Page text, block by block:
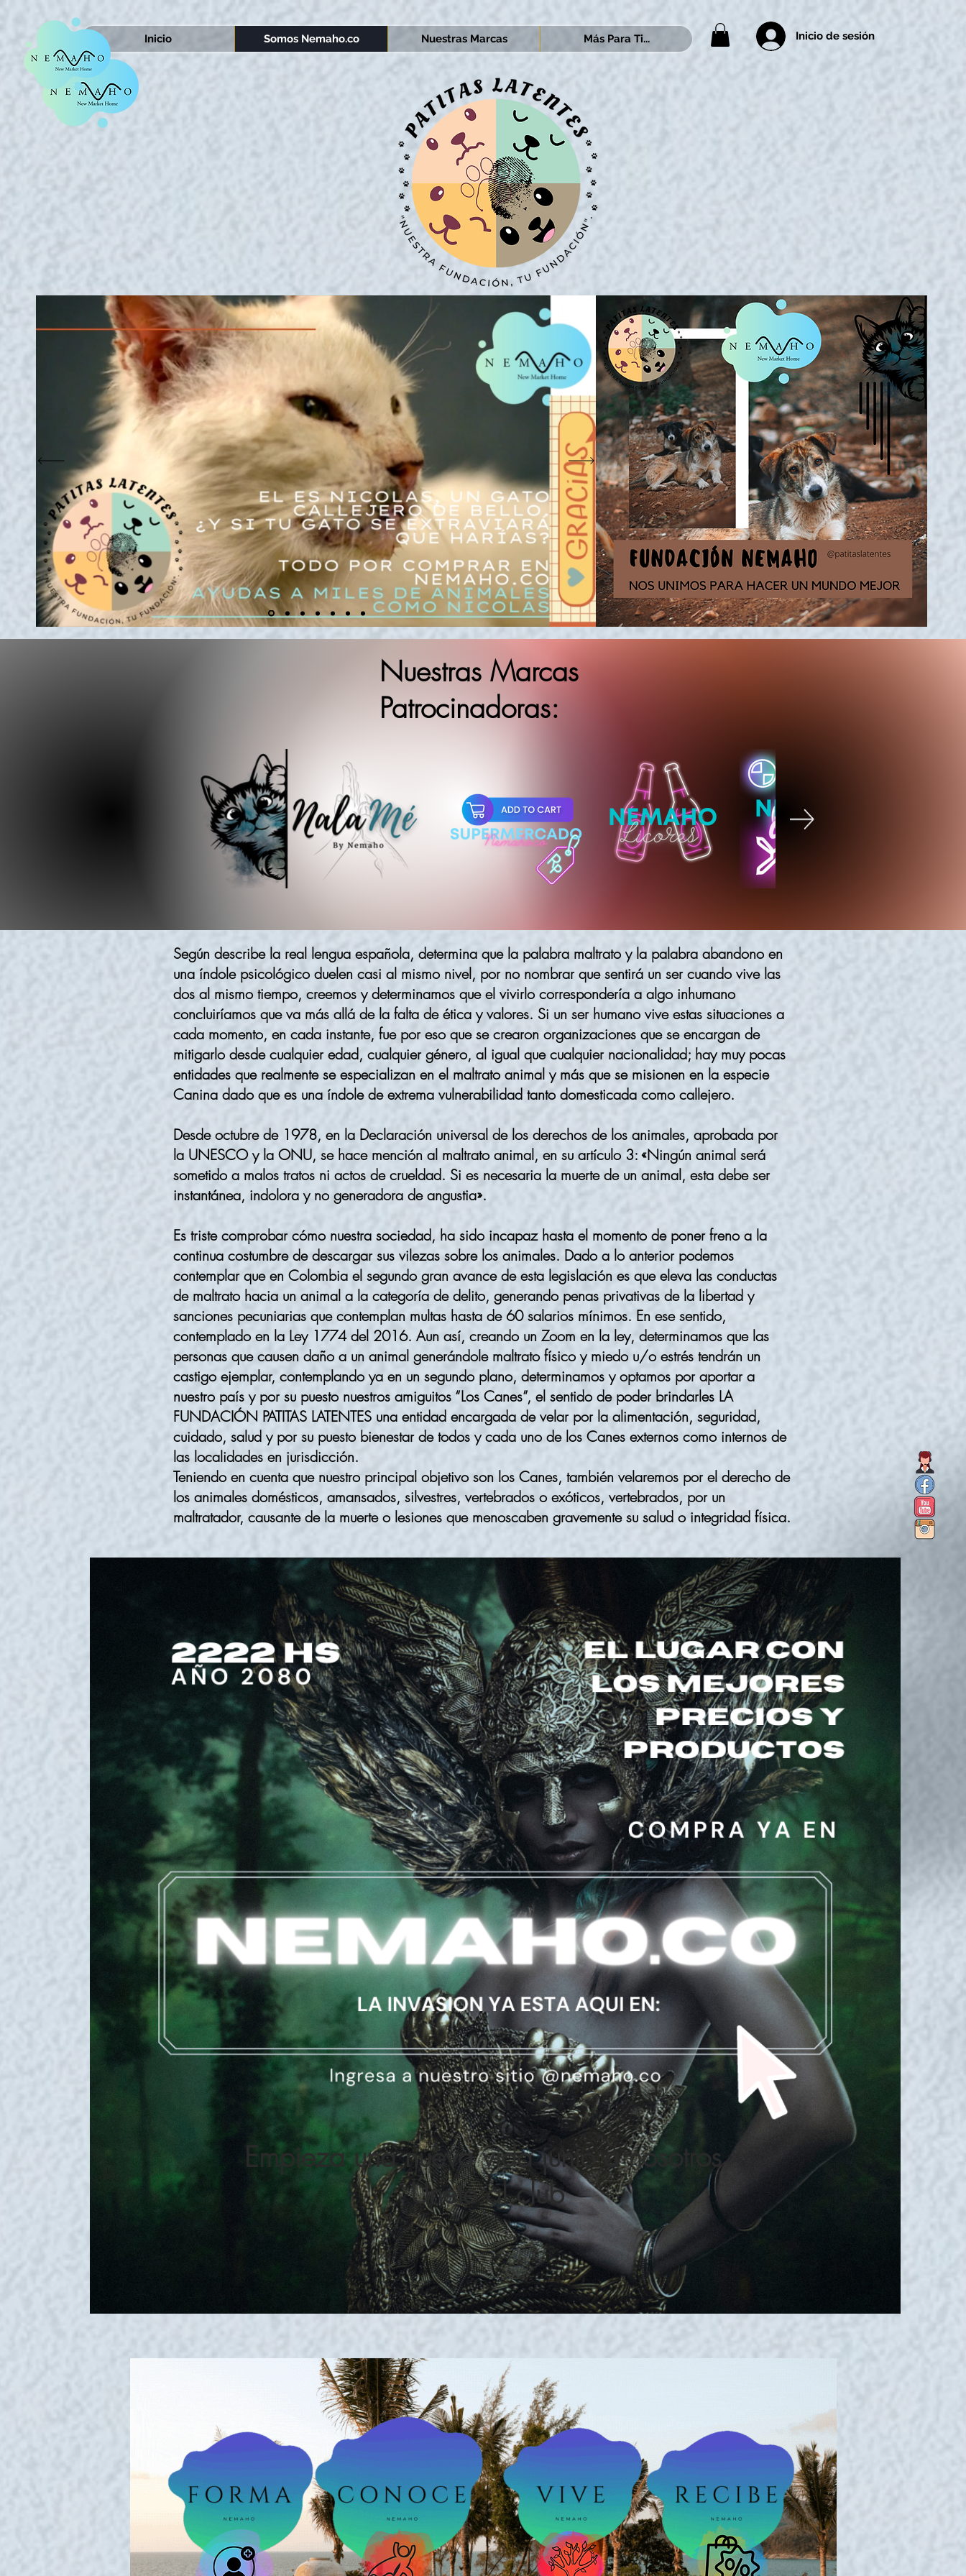
Inicio Somos Nemaho.co Nuestras Marcas Más Para Ti... Inicio de sesión
Nuestras Marcas
Patrocinadoras:
Según describe la real lengua española, determina que la palabra maltrato y la palabra abandono en
una índole psicológico duelen casi al mismo nivel, por no nombrar que sentirá un ser cuando vive las
dos al mismo tiempo, creemos y determinamos que el vivirlo correspondería a algo inhumano
concluiríamos que va más allá de la falta de ética y valores. Si un ser humano vive estas situaciones a
cada momento, en cada instante, fue por eso que se crearon organizaciones que se encargan de
mitigarlo desde cualquier edad, cualquier género, al igual que cualquier nacionalidad; hay muy pocas
entidades que realmente se especializan en el maltrato animal y más que se misionen en la especie
Canina dado que es una índole de extrema vulnerabilidad tanto domesticada como callejero.
Desde octubre de 1978, en la Declaración universal de los derechos de los animales, aprobada por
la UNESCO y la ONU, se hace mención al maltrato animal, en su artículo 3: «Ningún animal será
sometido a malos tratos ni actos de crueldad. Si es necesaria la muerte de un animal, esta debe ser
instantánea, indolora y no generadora de angustia».
Es triste comprobar cómo nuestra sociedad, ha sido incapaz hasta el momento de poner freno a la
continua costumbre de descargar sus vilezas sobre los animales. Dado a lo anterior podemos
contemplar que en Colombia el segundo gran avance de esta legislación es que eleva las conductas
de maltrato hacia un animal a la categoría de delito, generando penas privativas de la libertad y
sanciones pecuniarias que contemplan multas hasta de 60 salarios mínimos. En ese sentido,
contemplado en la Ley 1774 del 2016. Aun así, creando un Zoom en la ley, determinamos que las
personas que causen daño a un animal generándole maltrato físico y miedo u/o estrés tendrán un
castigo ejemplar, contemplando ya en un segundo plano, determinamos y optamos por aportar a
nuestro país y por su puesto nuestros amiguitos “Los Canes”, el sentido de poder brindarles LA
FUNDACIÓN PATITAS LATENTES una entidad encargada de velar por la alimentación, seguridad,
cuidado, salud y por su puesto bienestar de todos y cada uno de los Canes externos como internos de
las localidades en jurisdicción.
Teniendo en cuenta que nuestro principal objetivo son los Canes, también velaremos por el derecho de
los animales domésticos, amansados, silvestres, vertebrados o exóticos, vertebrados, por un
maltratador, causante de la muerte o lesiones que menoscaben gravemente su salud o integridad física.
Empieza una nueva vida junto a nosotros
Úneteal club